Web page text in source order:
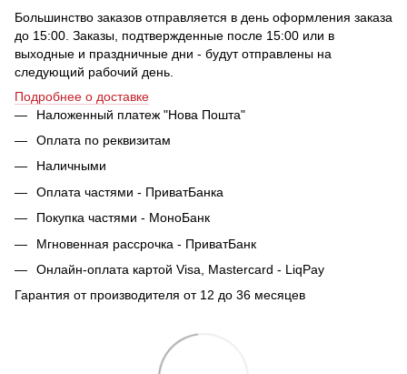
Большинство заказов отправляется в день оформления заказа
до 15:00. Заказы, подтвержденные после 15:00 или в
выходные и праздничные дни - будут отправлены на
следующий рабочий день.
Подробнее о доставке
Наложенный платеж "Нова Пошта"
Оплата по реквизитам
Наличными
Оплата частями - ПриватБанка
Покупка частями - МоноБанк
Мгновенная рассрочка - ПриватБанк
Онлайн-оплата картой Visa, Mastercard - LiqPay
Гарантия от производителя от 12 до 36 месяцев